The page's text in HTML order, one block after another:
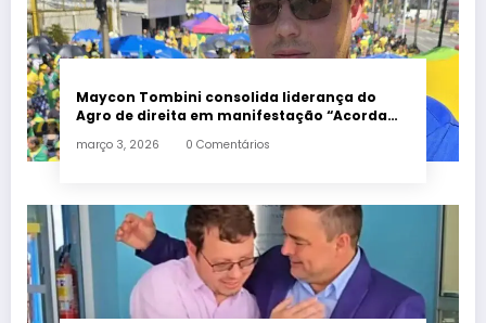
Maycon Tombini consolida liderança do
Agro de direita em manifestação “Acorda
março 3, 2026 0 Comentários